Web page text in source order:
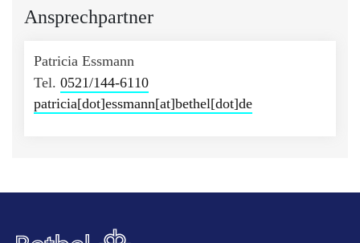
Ansprechpartner
Patricia Essmann
Tel. 0521/144-6110
patricia[dot]essmann[at]bethel[dot]de